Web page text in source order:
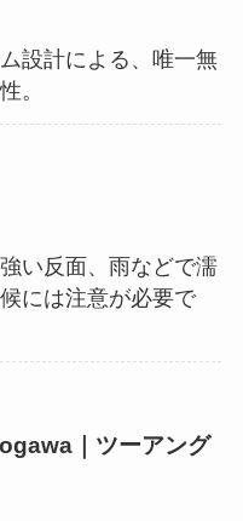
設計による、唯一無
。
い反面、雨などで濡
には注意が必要で
｜ツーアング